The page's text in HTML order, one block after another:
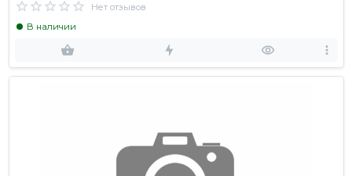
Нет отзывов
В наличии